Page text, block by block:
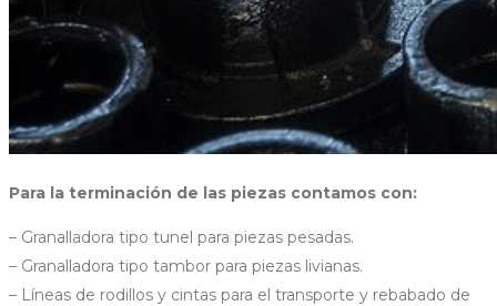
Para la terminación de las piezas contamos con:
– Granalladora tipo tunel para piezas pesadas.
– Granalladora tipo tambor para piezas livianas.
– Líneas de rodillos y cintas para el transporte y rebabado de